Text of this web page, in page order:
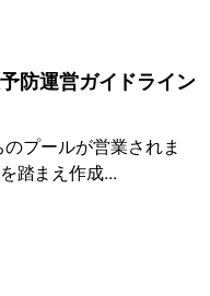
防運営ガイドライン
プールが営業されま
踏まえ作成...